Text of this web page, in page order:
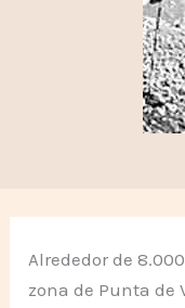
Alrededor de
zona de Punta de